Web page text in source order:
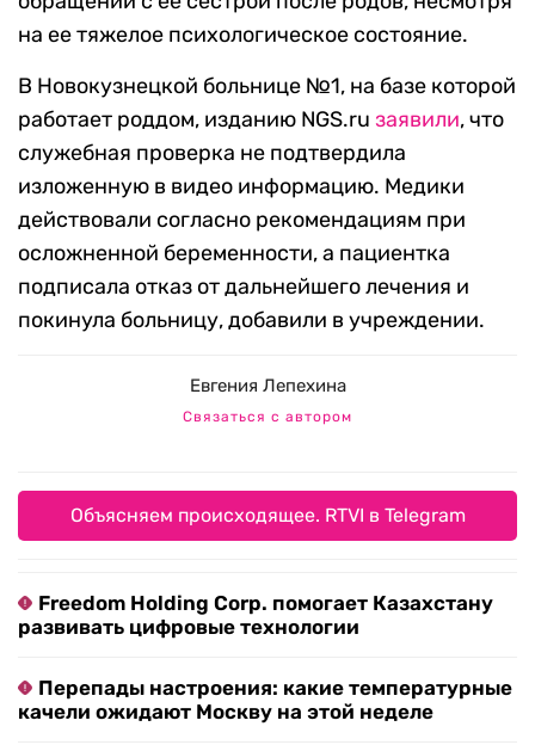
на ее тяжелое психологическое состояние.
В Новокузнецкой больнице №1, на базе которой
работает роддом, изданию NGS.ru заявили, что
служебная проверка не подтвердила
изложенную в видео информацию. Медики
действовали согласно рекомендациям при
осложненной беременности, а пациентка
подписала отказ от дальнейшего лечения и
покинула больницу, добавили в учреждении.
Евгения Лепехина
Связаться с автором
Объясняем происходящее. RTVI в Telegram
Freedom Holding Corp. помогает Казахстану
развивать цифровые технологии
Перепады настроения: какие температурные
качели ожидают Москву на этой неделе